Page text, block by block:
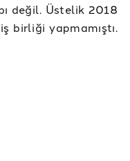
değil. Üstelik 2018
birliği yapmamıştı.